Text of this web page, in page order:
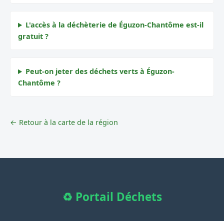
L'accès à la déchèterie de Éguzon-Chantôme est-il
gratuit ?
Peut-on jeter des déchets verts à Éguzon-
Chantôme ?
← Retour à la carte de la région
♻️ Portail Déchets